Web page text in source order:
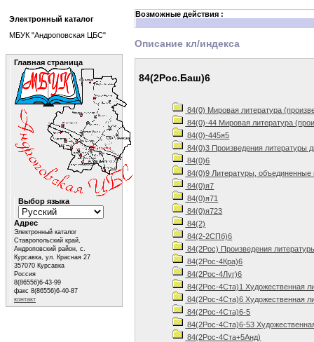
Возможные действия :
Описание кл/индекса
84(2Рос.Баш)6
84(0) Мировая литература
84(0)-44 Мировая литература
84(0)-445я5
84(0)3 Произведения литературы
84(0)6
84(0)9 Литературы, объединенные
84(0)я7
84(0)я71
84(0)я723
84(2)
84(2-2СПб)6
84(2Рос) Произведения
84(2Рос-4Кра)6
84(2Рос-4Луг)6
84(2Рос-4Ста)1 Художественная
84(2Рос-4Ста)6 Художественная
84(2Рос-4Ста)6-5
84(2Рос-4Ста)6-53
84(2Рос-4Ста+5Анд)
Электронный каталог
МБУК "Андроповская ЦБС"
Главная страница
Выбор языка
Адрес
Электронный каталог
Ставропольский край,
Андроповский район, с.
Курсавка, ул. Красная 27
357070 Курсавка
Россия
8(86556)6-43-99
факс 8(86556)6-40-87
контакт